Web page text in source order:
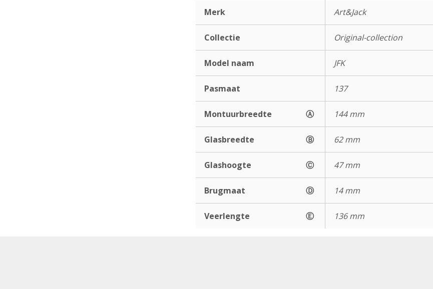
Merk Art&Jack
Collectie Original-collection
Model naam JFK
Pasmaat 137
Montuurbreedte Ⓐ 144 mm
Glasbreedte Ⓑ 62 mm
Glashoogte Ⓒ 47 mm
Brugmaat Ⓓ 14 mm
Veerlengte Ⓔ 136 mm